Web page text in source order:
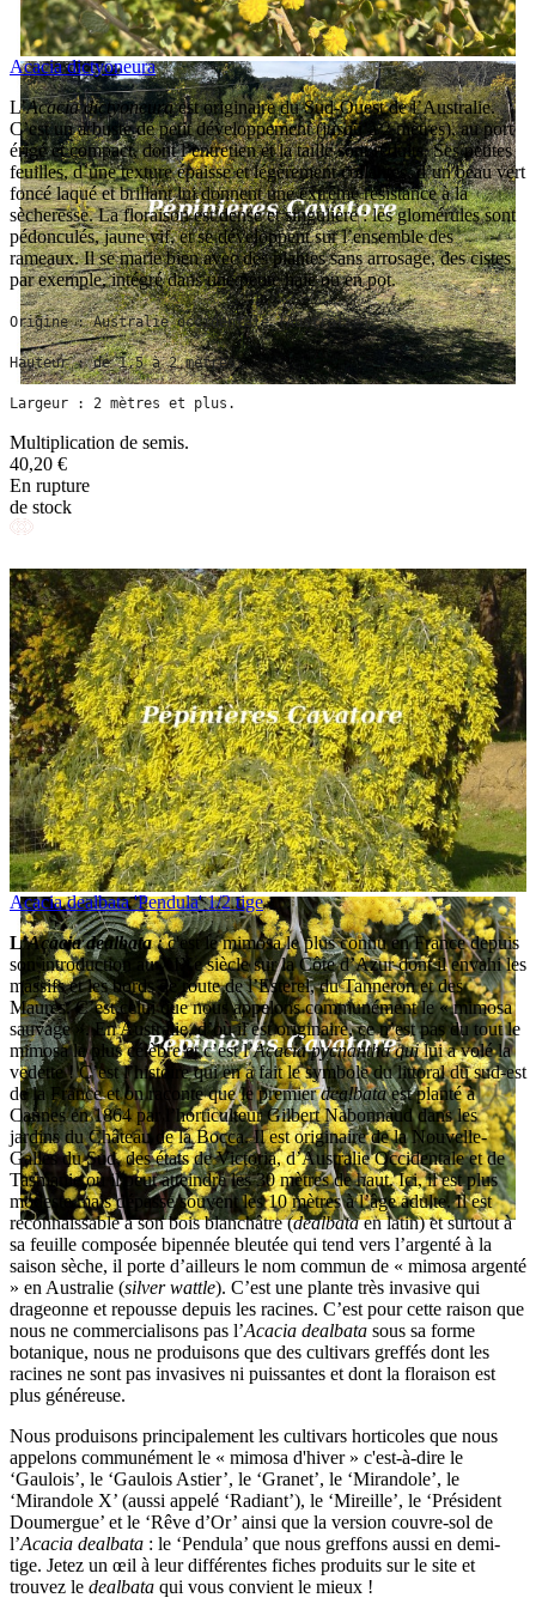
Acacia dictyoneura
L’Acacia dictyoneuraest originaire du Sud-Ouest de l’Australie.
C’est un arbuste de petit développement (jusqu’à 2 mètres), au port
érigé et compact, dont l’entretien et la taille sont réduits. Ses petites
feuilles, d’une texture épaisse et légèrement collantes, d’un beau vert
foncé laqué et brillant lui donnent une extrême résistance à la
sècheresse. La floraison est dense et singulière : les glomérules sont
pédonculés, jaune vif, et se développent sur l’ensemble des
rameaux. Il se marie bien avec des plantes sans arrosage, des cistes
par exemple, intégré dans une petite haie ou en pot.
Origine : Australie occidentale (Australie).
Hauteur : de 1,5 à 2 mètres.
Largeur : 2 mètres et plus.
Multiplication de semis.
40,20 €
En rupture
de stock
Acacia dealbata 'Pendula' 1/2 tige
L’Acacia dealbata:c'est le mimosa le plus connu en France depuis
son introduction au XIXe siècle sur la Côte d’Azur dont il envahi les
massifs et les bords de route de l’Esterel, du Tanneron et des
Maures. C’est celui que nous appelons communément le « mimosa
sauvage ». En Australie, d’où il est originaire, ce n’est pas du tout le
mimosa le plus célèbre et c’est l’Acacia pycnantha quilui a volé la
vedette ! C’est l’histoire qui en a fait le symbole du littoral du sud-est
de la France et on raconte que le premierdealbataest planté à
Cannes en 1864 par l’horticulteur Gilbert Nabonnaud dans les
jardins du Château de la Bocca. Il est originaire de la Nouvelle-
Galles du Sud, des états de Victoria, d’Australie Occidentale et de
Tasmanie où il peut atteindre les 30 mètres de haut. Ici, il est plus
modeste mais dépasse souvent les 10 mètres à l’âge adulte. Il est
reconnaissable à son bois blanchâtre (dealbataen latin) et surtout à
sa feuille composée bipennée bleutée qui tend vers l’argenté à la
saison sèche, il porte d’ailleurs le nom commun de « mimosa argenté
» en Australie (silver wattle). C’est une plante très invasive qui
drageonne et repousse depuis les racines. C’est pour cette raison que
nous ne commercialisons pas l’Acacia dealbata sous sa forme
botanique, nous ne produisons que des cultivars greffés dont les
racines ne sont pas invasives ni puissantes et dont la floraison est
plus généreuse.
Nous produisons principalement les cultivars horticoles que nous
appelons communément le « mimosa d'hiver » c'est-à-dire le
‘Gaulois’, le ‘Gaulois Astier’, le ‘Granet’, le ‘Mirandole’, le
‘Mirandole X’ (aussi appelé ‘Radiant’), le ‘Mireille’, le ‘Président
Doumergue’ et le ‘Rêve d’Or’ ainsi que la version couvre-sol de
l’Acacia dealbata : le ‘Pendula’ que nous greffons aussi en demi-
tige. Jetez un œil à leur différentes fiches produits sur le site et
trouvez le dealbata qui vous convient le mieux !